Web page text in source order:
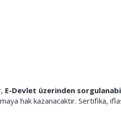
E-Devlet üzerinden
hak kazanacaktır. Sertifika,